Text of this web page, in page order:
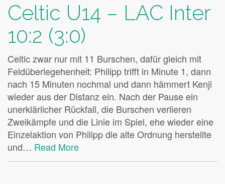
Celtic U14 – LAC Inter
10:2 (3:0)
Celtic zwar nur mit 11 Burschen, dafür gleich mit
Feldüberlegehenheit: Philipp trifft in Minute 1, dann
nach 15 Minuten nochmal und dann hämmert Kenji
wieder aus der Distanz ein. Nach der Pause ein
unerklärlicher Rückfall, die Burschen verlieren
Zweikämpfe und die Linie im Spiel, ehe wieder eine
Einzelaktion von Philipp die alte Ordnung herstellte
und… Read More